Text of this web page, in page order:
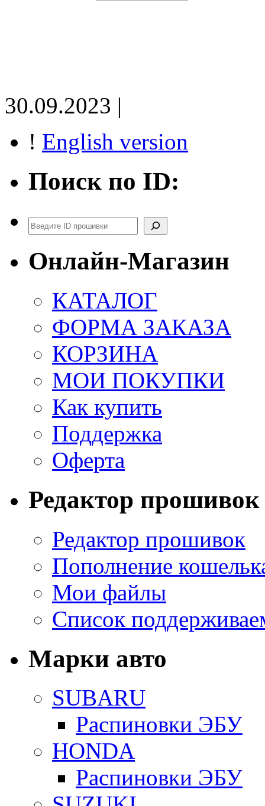
30.09.2023 |
! English version
Поиск по ID:
Поиск
Онлайн-Магазин
КАТАЛОГ
ФОРМА ЗАКАЗА
КОРЗИНА
МОИ ПОКУПКИ
Как купить
Поддержка
Оферта
Редактор прошивок
Редактор прошивок
Пополнение
Мои файлы
Список
Марки авто
SUBARU
Распиновки ЭБУ
HONDA
Распиновки ЭБУ